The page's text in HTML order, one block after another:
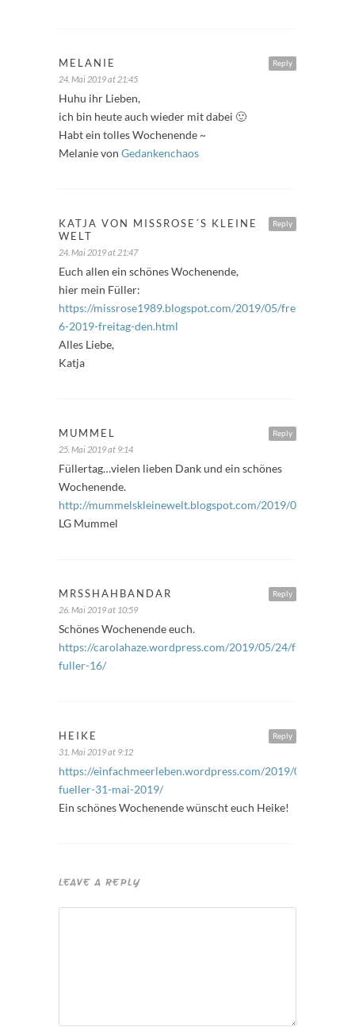
Reply
MELANIE
24. Mai 2019 at 21:45
Huhu ihr Lieben,
ich bin heute auch wieder mit dabei 🙂
Habt ein tolles Wochenende ~
Melanie von Gedankenchaos
Reply
KATJA VON MISSROSE´S KLEINE
WELT
24. Mai 2019 at 21:47
Euch allen ein schönes Wochenende,
hier mein Füller:
https://missrose1989.blogspot.com/2019/05/freitagfuller-
6-2019-freitag-den.html
Alles Liebe,
Katja
Reply
MUMMEL
25. Mai 2019 at 9:14
Füllertag…vielen lieben Dank und ein schönes
Wochenende.
http://mummelskleinewelt.blogspot.com/2019/05/
LG Mummel
Reply
MRSSHAHBANDAR
26. Mai 2019 at 10:59
Schönes Wochenende euch.
https://carolahaze.wordpress.com/2019/05/24/freitags-
fuller-16/
Reply
HEIKE
31. Mai 2019 at 9:12
https://einfachmeerleben.wordpress.com/2019/05/31/
fueller-31-mai-2019/
Ein schönes Wochenende wünscht euch Heike!
LEAVE A REPLY